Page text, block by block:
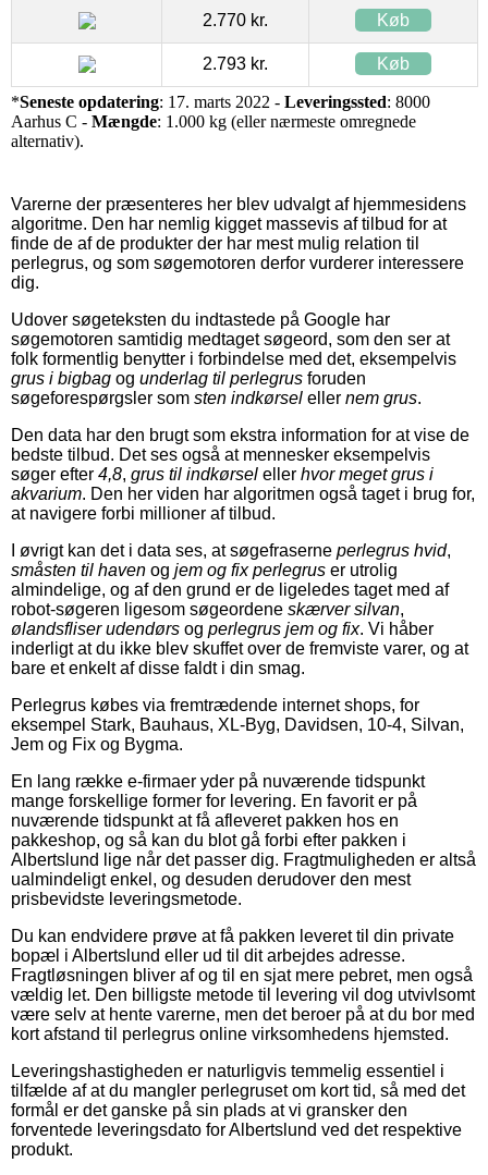
2.770 kr. Køb
2.793 kr. Køb
*Seneste opdatering: 17. marts 2022 - Leveringssted: 8000
Aarhus C - Mængde: 1.000 kg (eller nærmeste omregnede
alternativ).
Varerne der præsenteres her blev udvalgt af hjemmesidens
algoritme. Den har nemlig kigget massevis af tilbud for at
finde de af de produkter der har mest mulig relation til
perlegrus, og som søgemotoren derfor vurderer interessere
dig.
Udover søgeteksten du indtastede på Google har
søgemotoren samtidig medtaget søgeord, som den ser at
folk formentlig benytter i forbindelse med det, eksempelvis
grus i bigbag og underlag til perlegrus foruden
søgeforespørgsler som sten indkørsel eller nem grus.
Den data har den brugt som ekstra information for at vise de
bedste tilbud. Det ses også at mennesker eksempelvis
søger efter 4,8, grus til indkørsel eller hvor meget grus i
akvarium. Den her viden har algoritmen også taget i brug for,
at navigere forbi millioner af tilbud.
I øvrigt kan det i data ses, at søgefraserne perlegrus hvid,
småsten til haven og jem og fix perlegrus er utrolig
almindelige, og af den grund er de ligeledes taget med af
robot-søgeren ligesom søgeordene skærver silvan,
ølandsfliser udendørs og perlegrus jem og fix. Vi håber
inderligt at du ikke blev skuffet over de fremviste varer, og at
bare et enkelt af disse faldt i din smag.
Perlegrus købes via fremtrædende internet shops, for
eksempel Stark, Bauhaus, XL-Byg, Davidsen, 10-4, Silvan,
Jem og Fix og Bygma.
En lang række e-firmaer yder på nuværende tidspunkt
mange forskellige former for levering. En favorit er på
nuværende tidspunkt at få afleveret pakken hos en
pakkeshop, og så kan du blot gå forbi efter pakken i
Albertslund lige når det passer dig. Fragtmuligheden er altså
ualmindeligt enkel, og desuden derudover den mest
prisbevidste leveringsmetode.
Du kan endvidere prøve at få pakken leveret til din private
bopæl i Albertslund eller ud til dit arbejdes adresse.
Fragtløsningen bliver af og til en sjat mere pebret, men også
vældig let. Den billigste metode til levering vil dog utvivlsomt
være selv at hente varerne, men det beroer på at du bor med
kort afstand til perlegrus online virksomhedens hjemsted.
Leveringshastigheden er naturligvis temmelig essentiel i
tilfælde af at du mangler perlegruset om kort tid, så med det
formål er det ganske på sin plads at vi gransker den
forventede leveringsdato for Albertslund ved det respektive
produkt.